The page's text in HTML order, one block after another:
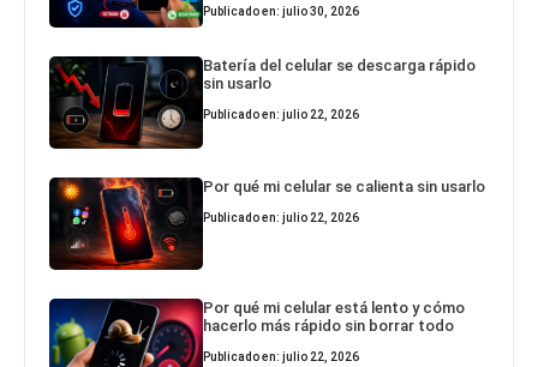
Publicado en: julio 30, 2026
Batería del celular se descarga rápido
sin usarlo
Publicado en: julio 22, 2026
Por qué mi celular se calienta sin usarlo
Publicado en: julio 22, 2026
Por qué mi celular está lento y cómo
hacerlo más rápido sin borrar todo
Publicado en: julio 22, 2026